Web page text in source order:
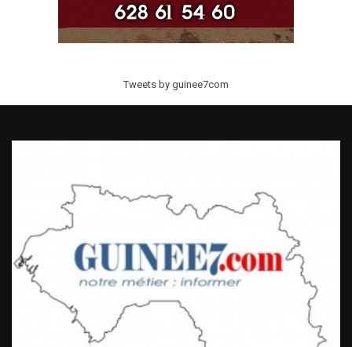
Tweets by guinee7com